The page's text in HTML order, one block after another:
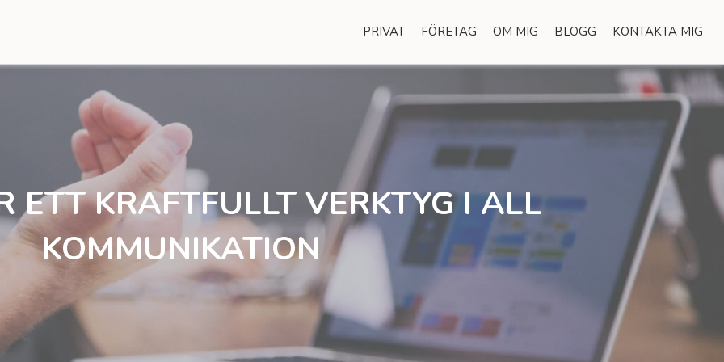
PRIVAT FÖRETAG OM MIG BLOGG KONTAKTA MIG
ETT KRAFTFULLT VERKTYG I ALL
KOMMUNIKATION